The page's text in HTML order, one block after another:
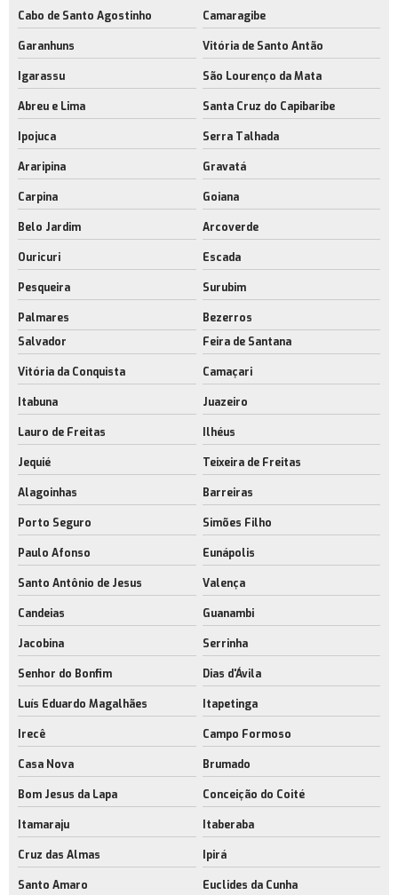
Cabo de Santo Agostinho Camaragibe
Garanhuns Vitória de Santo Antão
Igarassu São Lourenço da Mata
Abreu e Lima Santa Cruz do Capibaribe
Ipojuca Serra Talhada
Araripina Gravatá
Carpina Goiana
Belo Jardim Arcoverde
Ouricuri Escada
Pesqueira Surubim
Palmares
Bezerros
Salvador
Feira de Santana
Vitória da Conquista Camaçari
Itabuna Juazeiro
Lauro de Freitas Ilhéus
Jequié Teixeira de Freitas
Alagoinhas Barreiras
Porto Seguro Simões Filho
Paulo Afonso Eunápolis
Santo Antônio de Jesus Valença
Candeias Guanambi
Jacobina Serrinha
Senhor do Bonfim Dias d'Ávila
Luís Eduardo Magalhães Itapetinga
Irecê Campo Formoso
Casa Nova Brumado
Bom Jesus da Lapa Conceição do Coité
Itamaraju Itaberaba
Cruz das Almas Ipirá
Santo Amaro Euclides da Cunha